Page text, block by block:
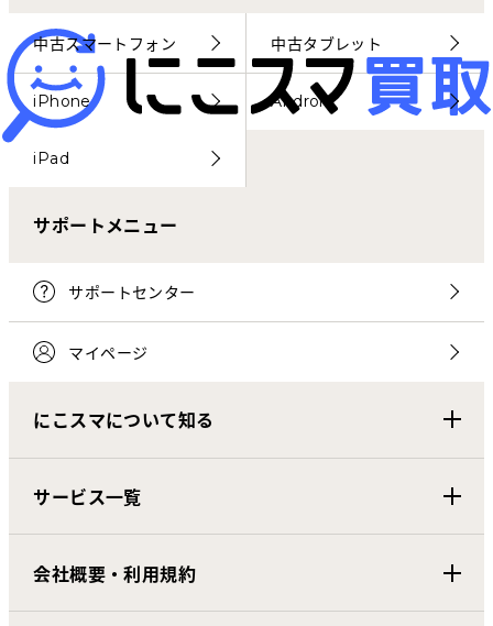
マイページ
中古スマートフォン 中古タブレット
iPhone Android
iPad
サポートメニュー
サポートセンター
マイページ
にこスマについて知る
サービス一覧
会社概要・利用規約